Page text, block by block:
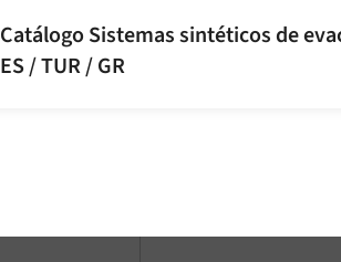
Catálogo Sistemas sintéticos de
ES / TUR / GR